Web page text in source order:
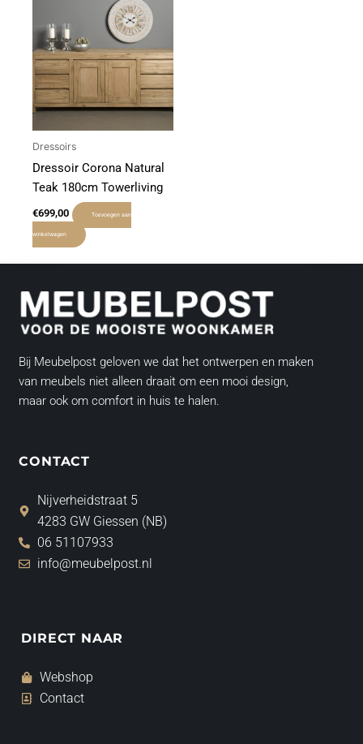
Dressoirs
Dressoir Corona Natural
Teak 180cm Towerliving
€699,00 Toevoegen aan
winkelwagen
Bij Meubelpost geloven we dat het ontwerpen en maken
van meubels niet alleen draait om een mooi design,
maar ook om comfort in huis te halen.
CONTACT
Nijverheidstraat 5
4283 GW Giessen (NB)
06 51107933
info@meubelpost.nl
DIRECT NAAR
Webshop
Contact